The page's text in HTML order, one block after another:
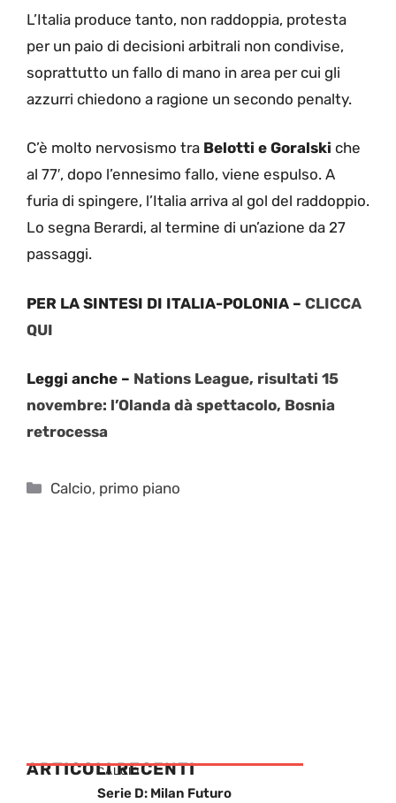
L’Italia produce tanto, non raddoppia, protesta
per un paio di decisioni arbitrali non condivise,
soprattutto un fallo di mano in area per cui gli
azzurri chiedono a ragione un secondo penalty.
C’è molto nervosismo tra Belotti e Goralski che
al 77′, dopo l’ennesimo fallo, viene espulso. A
furia di spingere, l’Italia arriva al gol del raddoppio.
Lo segna Berardi, al termine di un’azione da 27
passaggi.
PER LA SINTESI DI ITALIA-POLONIA – CLICCA
QUI
Leggi anche – Nations League, risultati 15
novembre: l’Olanda dà spettacolo, Bosnia
retrocessa
Categorie
Calcio, primo piano
ARTICOLI RECENTI
CALCIO
Serie D: Milan Futuro